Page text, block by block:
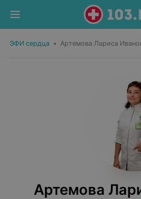
ЭФИ сердца • Артемова Лариса
Артемова